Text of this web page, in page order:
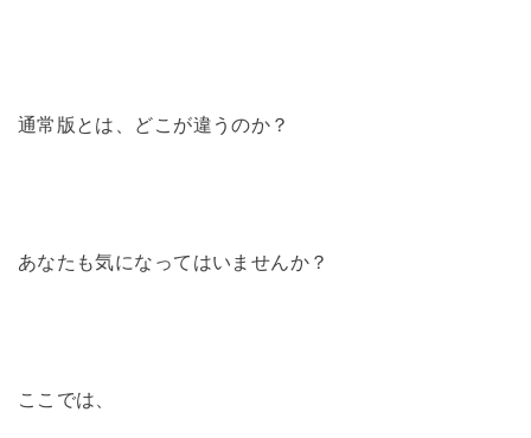
通常版とは、どこが違うのか？
あなたも気になってはいませんか？
ここでは、